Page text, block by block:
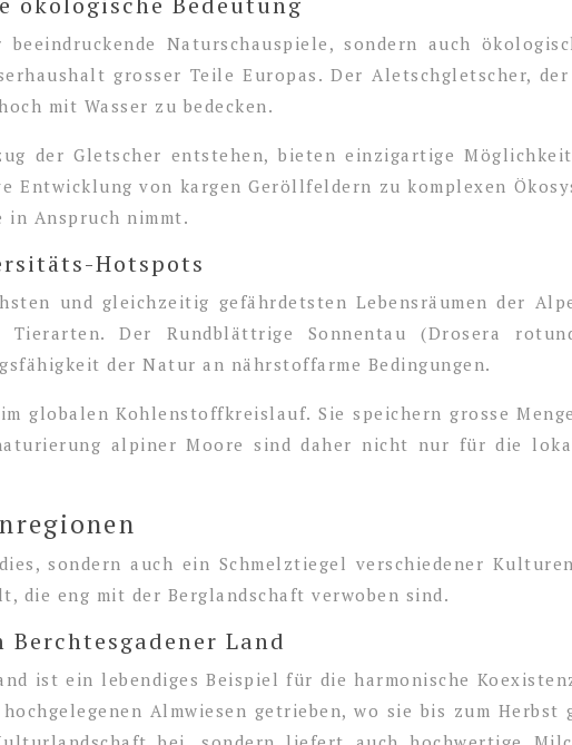
Naturschauspiele, sondern auch
grosser Teile Europas. Der Aletschgletscher,
mit Wasser zu bedecken.
der Gletscher entstehen, bieten einzigartige
Entwicklung von kargen Geröllfeldern zu komplexen
in Anspruch nimmt.
Hotspots
und gleichzeitig gefährdetsten Lebensräumen der
Der Rundblättrige Sonnentau (Drosera
der Natur an nährstoffarme Bedingungen.
globalen Kohlenstoffkreislauf. Sie speichern grosse
alpiner Moore sind daher nicht nur für die
sondern auch ein Schmelztiegel verschiedener
die eng mit der Berglandschaft verwoben sind.
Land
ist ein lebendiges Beispiel für die harmonische
Almwiesen getrieben, wo sie bis zum